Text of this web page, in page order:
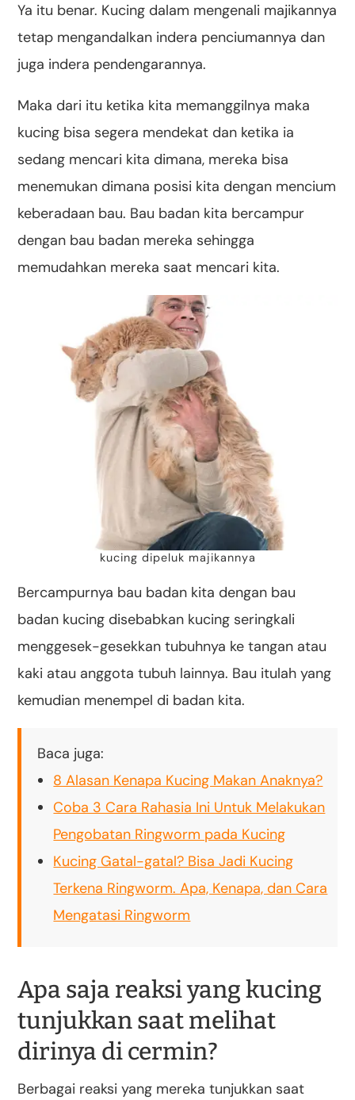
Ya itu benar. Kucing dalam mengenali majikannya
tetap mengandalkan indera penciumannya dan
juga indera pendengarannya.
Maka dari itu ketika kita memanggilnya maka
kucing bisa segera mendekat dan ketika ia
sedang mencari kita dimana, mereka bisa
menemukan dimana posisi kita dengan mencium
keberadaan bau. Bau badan kita bercampur
dengan bau badan mereka sehingga
memudahkan mereka saat mencari kita.
kucing dipeluk majikannya
Bercampurnya bau badan kita dengan bau
badan kucing disebabkan kucing seringkali
menggesek-gesekkan tubuhnya ke tangan atau
kaki atau anggota tubuh lainnya. Bau itulah yang
kemudian menempel di badan kita.
Baca juga:
8 Alasan Kenapa Kucing Makan Anaknya?
Coba 3 Cara Rahasia Ini Untuk Melakukan
Pengobatan Ringworm pada Kucing
Kucing Gatal-gatal? Bisa Jadi Kucing
Terkena Ringworm. Apa, Kenapa, dan Cara
Mengatasi Ringworm
Apa saja reaksi yang kucing
tunjukkan saat melihat
dirinya di cermin?
Berbagai reaksi yang mereka tunjukkan saat